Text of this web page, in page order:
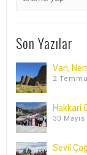
Son Yazılar
Van,
2
Hakkari
30 Mayıs
Sevil